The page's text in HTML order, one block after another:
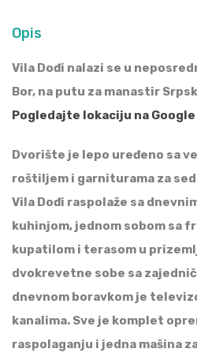
Opis
Vila Dođi nalazi se u
Bor, na putu za manastir
Pogledajte lokaciju na Google
Dvorište je lepo uređeno sa
roštiljem i garniturama za
Vila Dođi raspolaže sa
kuhinjom, jednom sobom sa
kupatilom i terasom u
dvokrevetne sobe sa
dnevnom boravkom je
kanalima. Sve je komplet
raspolaganju i jedna mašina